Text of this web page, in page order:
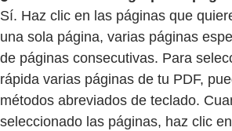
Sí. Haz clic en las páginas que
una sola página, varias páginas
de páginas consecutivas. Para
rápida varias páginas de tu PDF,
métodos abreviados de teclado.
seleccionado las páginas, haz clic